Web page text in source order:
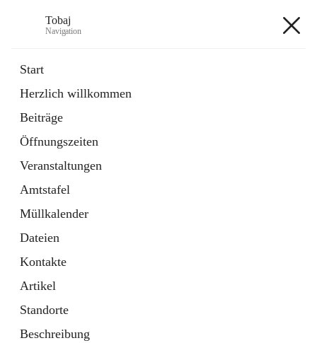
Tobaj
Navigation
Start
Herzlich willkommen
Beiträge
Öffnungszeiten
Veranstaltungen
Amtstafel
Müllkalender
Dateien
Kontakte
Artikel
Standorte
Beschreibung
Externe Webseite
in
Tab
Formulare
2 Schnellzugriffe